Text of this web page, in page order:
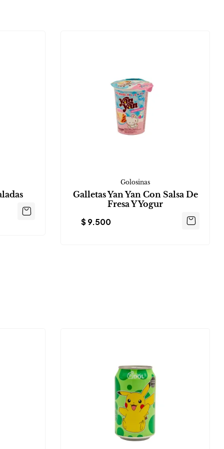
Golosinas
Galletas Yan Yan Con Salsa De
Fresa Y Yogur
$9.500